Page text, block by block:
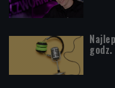
godz.